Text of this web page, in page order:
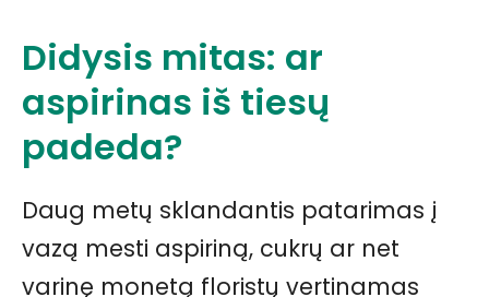
Didysis mitas: ar
aspirinas iš tiesų
padeda?
Daug metų sklandantis patarimas į
vazą mesti aspiriną, cukrų ar net
varinę monetą floristų vertinamas